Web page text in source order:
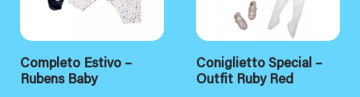
Completo Estivo –
Rubens Baby
Coniglietto Special –
Outfit Ruby Red